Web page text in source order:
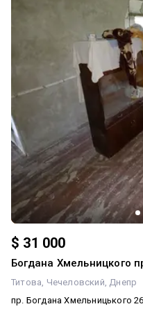
щоб дізнатися подробиці та
$ 31 000
Богдана Хмельницкого
Титова Чечеловский Днепр
пр. Богдана Хмельницького 26 55,6м2 в цегляному будинку 3-кім.